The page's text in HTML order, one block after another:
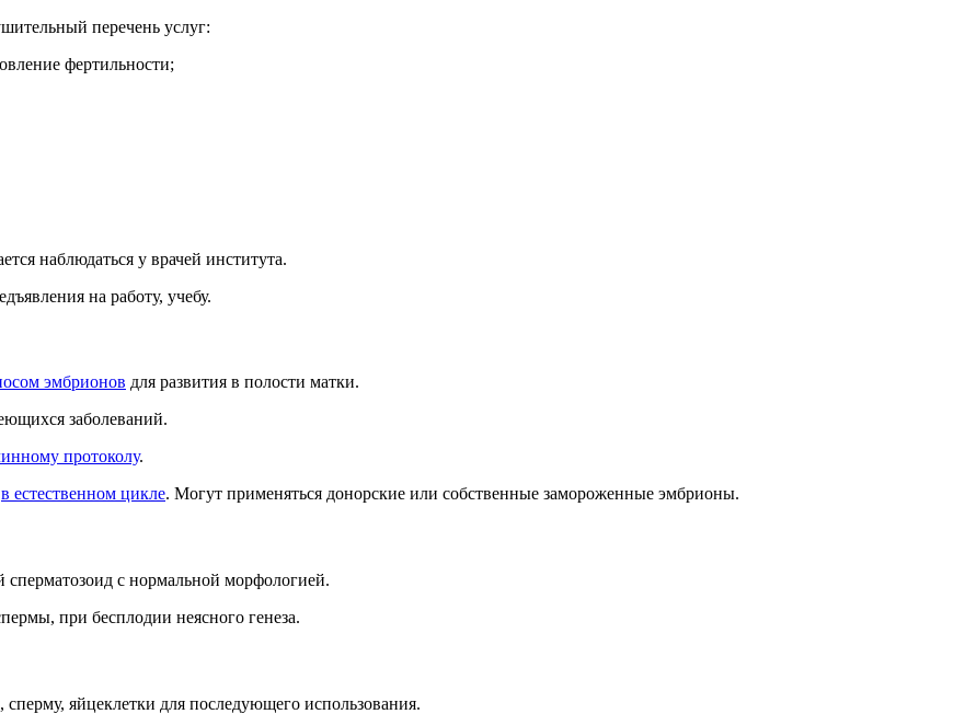
перечень услуг:
фертильности;
наблюдаться у врачей института.
на работу, учебу.
эмбрионов для развития в полости матки.
заболеваний.
протоколу.
в естественном цикле. Могут применяться донорские или собственные замороженные эмбрионы.
сперматозоид с нормальной морфологией.
при бесплодии неясного генеза.
яйцеклетки для последующего использования.